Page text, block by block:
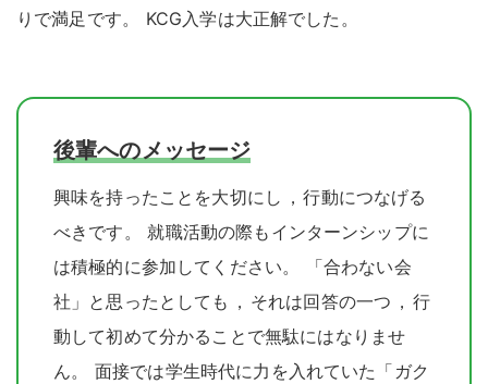
りで満足です。 KCG入学は大正解でした 。
後輩へのメッセージ
興味を持ったことを大切にし ， 行動につなげる
べきです。
就職活動の際もインターンシップに
は積極的に参加してください。
「合わない会
社」と思ったとしても ， それは回答の一つ ， 行
動して初めて分かることで無駄にはなりませ
ん。
面接では学生時代に力を入れていた「ガク